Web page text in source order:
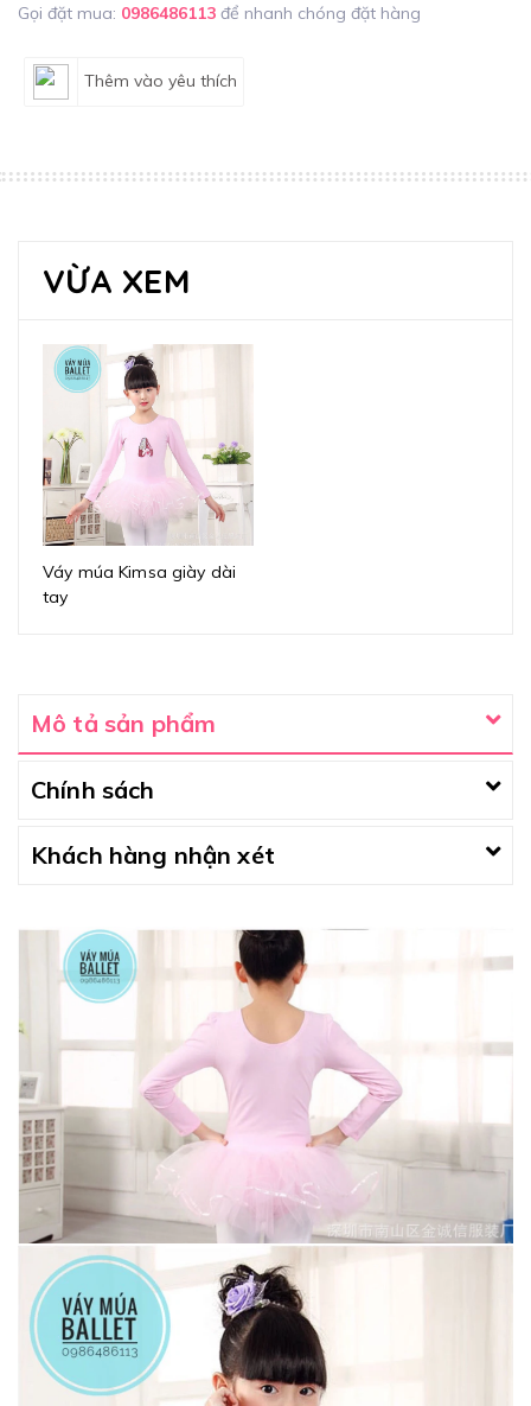
Gọi đặt mua: 0986486113 để nhanh chóng đặt hàng
Thêm vào yêu thích
VỪA XEM
Váy múa Kimsa giày dài
tay
Mô tả sản phẩm
Chính sách
Khách hàng nhận xét